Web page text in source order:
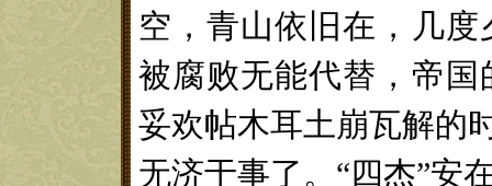
空，青山依旧在，几
被腐败无能代替，帝
妥欢帖木耳土崩瓦解的
无济于事了。 “四杰”安